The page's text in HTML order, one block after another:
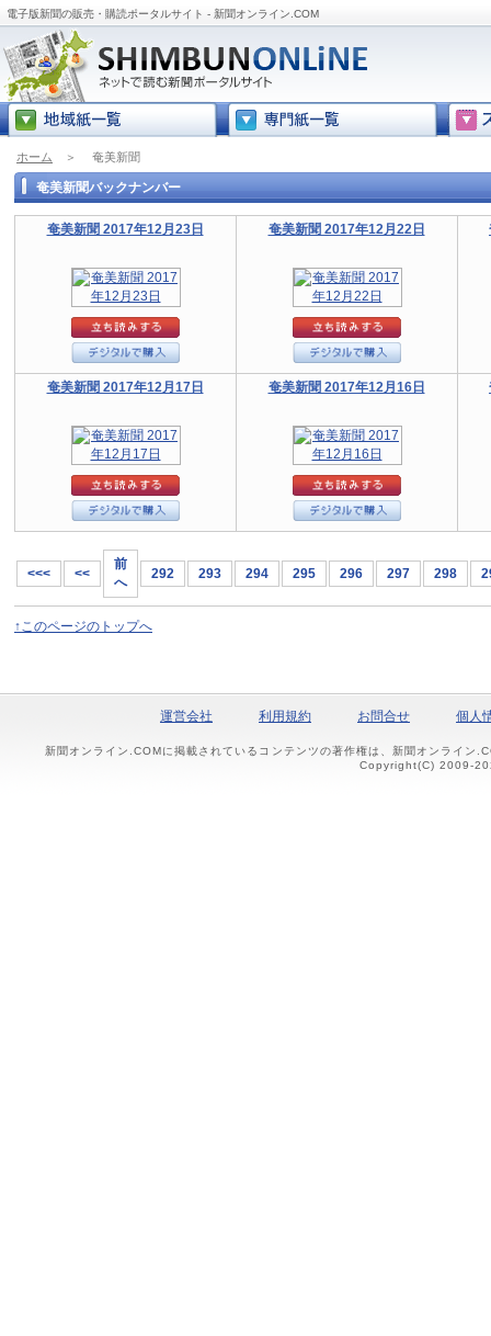
電子版新聞の販売・購読ポータルサイト - 新聞オンライン.COM
ホーム ＞ 奄美新聞
奄美新聞バックナンバー
奄美新聞 2017年12月23日 奄美新聞 2017年12月22日
奄美新聞 2017年12月17日 奄美新聞 2017年12月16日
<<< <<
前
へ
292 293 294 295 296 297 298
↑このページのトップへ
運営会社 利用規約 お問合せ 個人
新聞オンライン.COMに掲載されているコンテンツの著作権は、新聞オンライン
Copyright(C) 2009-